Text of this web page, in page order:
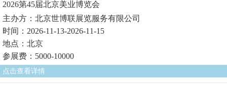
2026第45届北京美业博览会
主办方：北京世博联展览服务有限公司
时间：2026-11-13-2026-11-15
地点：北京
参展费：5000-10000
点击查看详情